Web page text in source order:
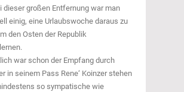
dieser großen Entfernung war man
einig, eine Urlaubswoche daraus zu
den Osten der Republik
war schon der Empfang durch
in seinem Pass Rene‘ Koinzer stehen
so sympatische wie